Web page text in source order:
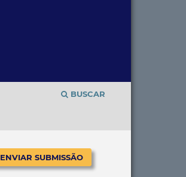
BUSCAR
ENVIAR SUBMISSÃO